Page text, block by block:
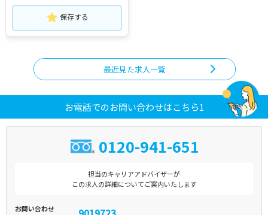
保存する
最近見た求人一覧
お電話でのお問い合わせはこちら1
0120-941-651
担当のキャリアアドバイザーが
この求人の詳細についてご案内いたします
お問い合わせ